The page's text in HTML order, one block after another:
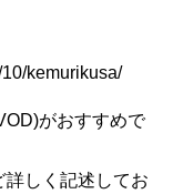
kemurikusa/
がおすすめで
しく記述してお